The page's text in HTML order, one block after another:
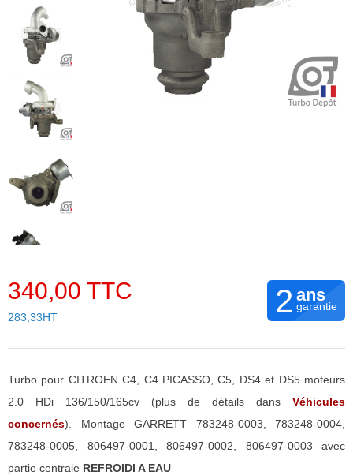
340,00 TTC
283,33HT 2 ans
garantie
Turbo pour CITROEN C4, C4 PICASSO, C5, DS4 et DS5 moteurs
2.0 HDi 136/150/165cv (plus de détails dans Véhicules
concernés). Montage GARRETT 783248-0003, 783248-0004,
783248-0005, 806497-0001, 806497-0002, 806497-0003 avec
partie centrale REFROIDI A EAU